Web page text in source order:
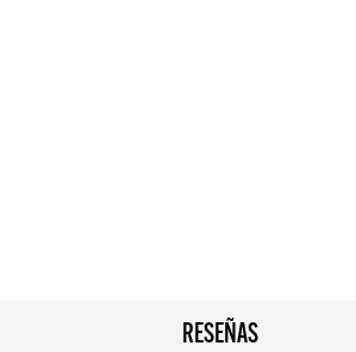
RESEÑAS